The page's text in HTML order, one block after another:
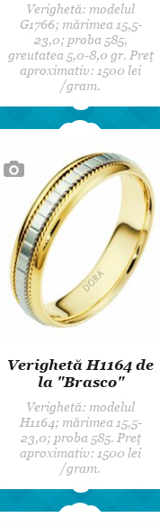
Verighetă: modelul
G1766; mărimea 15,5-
23,0; proba 585,
greutatea 5,0-8,0 gr. Preț
aproximativ: 1500 lei
/gram.
Verighetă H1164 de
la "Brasco"
Verighetă: modelul
H1164; mărimea 15,5-
23,0; proba 585. Preț
aproximativ: 1500 lei
/gram.